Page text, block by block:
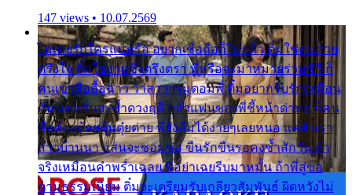
147 views • 10.07.2569
ไม่เคยรักใครแน่หรือ อยากเชื่อถือก็ไม่กล้า ติ๋มใช่คนสวย
ตรึงใจ ติ๋มใช่งามซึ้งตรึงตรา พี่หรือจะมาหมายร่วมชีวี ก็
คนเขาลืออื้อฉาว ว่าสาวๆรุมตอมพี่ ติ๋มอยากรับรักเหมือน
กัน แต่หวั่นจะช้ำดวงฤดี กลัวแฟนของพี่ชี้หน้าด่าทอ ก็คน
ชื่อต๋อยต้อยตุ้มตุ๋ยต่าย พี่ยังลืมได้ง่ายๆเลยหนอ แค่ตัวเรา
สาวบ้านนา แสนจะซอมซ่อ ขืนรักขืนรอคงช้ำสักวัน ถ้า
จริงเหมือนคำพร่ำเฉลย พี่อย่าเฉยรีบมาหมั้น ถ้าพี่สู่ขอ
ตามธรรมเนียม ติ๋มจะเตรียมรับเกลียวสัมพันธ์ ผิดหวังไม่